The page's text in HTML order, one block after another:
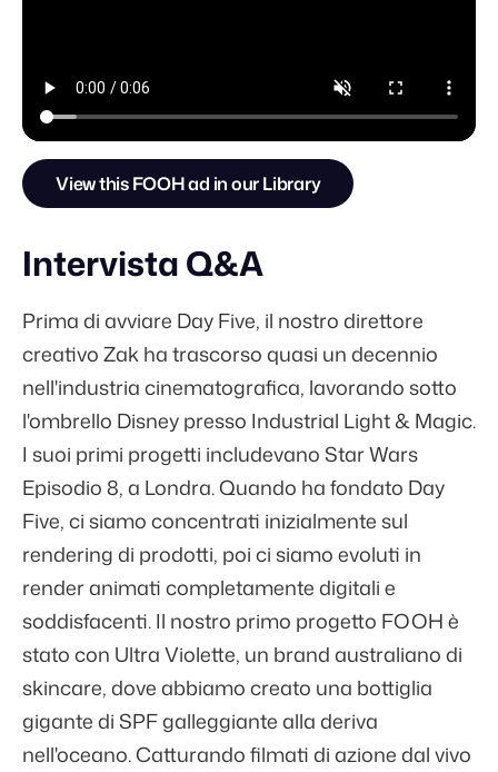
View this FOOH ad in our Library
Intervista Q&A
Prima di avviare Day Five, il nostro direttore
creativo Zak ha trascorso quasi un decennio
nell'industria cinematografica, lavorando sotto
l'ombrello Disney presso Industrial Light & Magic.
I suoi primi progetti includevano Star Wars
Episodio 8, a Londra. Quando ha fondato Day
Five, ci siamo concentrati inizialmente sul
rendering di prodotti, poi ci siamo evoluti in
render animati completamente digitali e
soddisfacenti. Il nostro primo progetto FOOH è
stato con Ultra Violette, un brand australiano di
skincare, dove abbiamo creato una bottiglia
gigante di SPF galleggiante alla deriva
nell'oceano. Catturando filmati di azione dal vivo